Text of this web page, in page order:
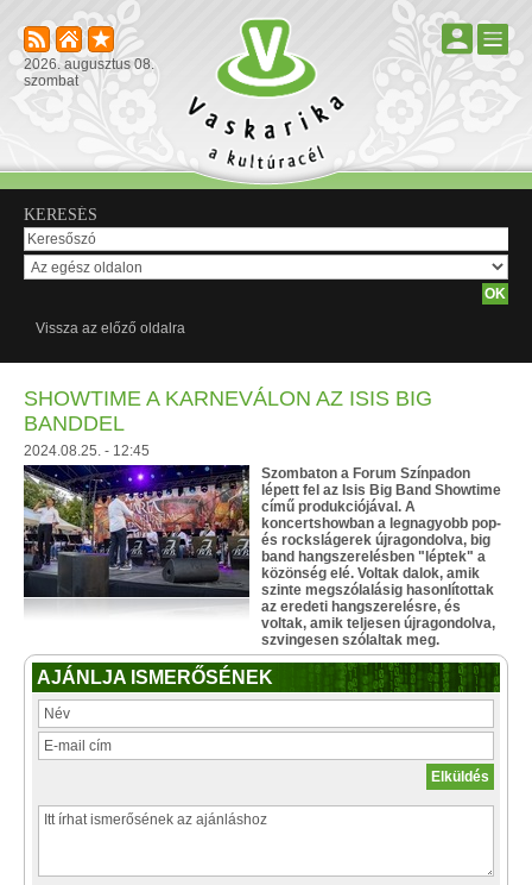
2026. augusztus 08.
szombat
KERESÉS
Vissza az előző oldalra
SHOWTIME A KARNEVÁLON AZ ISIS BIG
BANDDEL
2024.08.25. - 12:45
Szombaton a Forum Színpadon
lépett fel az Isis Big Band Showtime
című produkciójával. A
koncertshowban a legnagyobb pop-
és rockslágerek újragondolva, big
band hangszerelésben "léptek" a
közönség elé. Voltak dalok, amik
szinte megszólalásig hasonlítottak
az eredeti hangszerelésre, és
voltak, amik teljesen újragondolva,
szvingesen szólaltak meg.
AJÁNLJA ISMERŐSÉNEK